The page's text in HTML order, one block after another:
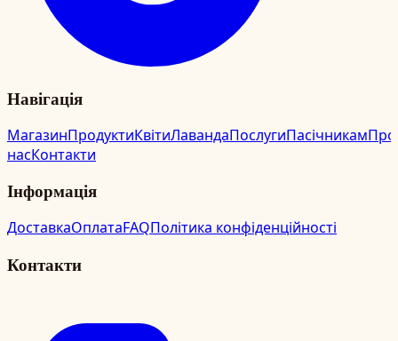
Навігація
МагазинПродуктиКвітиЛавандаПослугиПасічникамПро
насКонтакти
Інформація
ДоставкаОплатаFAQПолітика конфіденційності
Контакти